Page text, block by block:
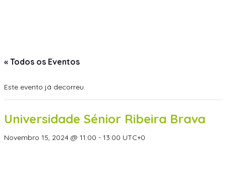
« Todos os Eventos
Este evento já decorreu.
Universidade Sénior Ribeira Brava
Novembro 15, 2024 @ 11:00 - 13:00 UTC+0